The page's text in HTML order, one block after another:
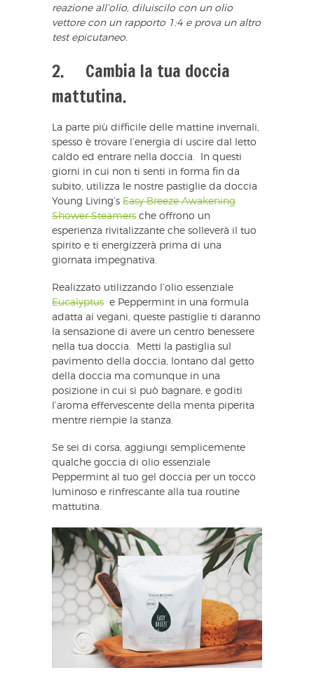
reazione all’olio, diluiscilo con un olio
vettore con un rapporto 1:4 e prova un altro
test epicutaneo.
2. Cambia la tua doccia
mattutina.
La parte più difficile delle mattine invernali,
spesso è trovare l’energia di uscire dal letto
caldo ed entrare nella doccia. In questi
giorni in cui non ti senti in forma fin da
subito, utilizza le nostre pastiglie da doccia
Young Living’s Easy Breeze Awakening
Shower Steamers che offrono un
esperienza rivitalizzante che solleverà il tuo
spirito e ti energizzerà prima di una
giornata impegnativa.
Realizzato utilizzando l’olio essenziale
Eucalyptus e Peppermint in una formula
adatta ai vegani, queste pastiglie ti daranno
la sensazione di avere un centro benessere
nella tua doccia. Metti la pastiglia sul
pavimento della doccia, lontano dal getto
della doccia ma comunque in una
posizione in cui si può bagnare, e goditi
l’aroma effervescente della menta piperita
mentre riempie la stanza.
Se sei di corsa, aggiungi semplicemente
qualche goccia di olio essenziale
Peppermint al tuo gel doccia per un tocco
luminoso e rinfrescante alla tua routine
mattutina.